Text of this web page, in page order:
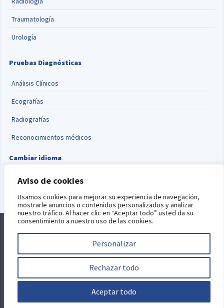
Aviso de cookies
Usamos cookies para mejorar su experiencia de navegación,
mostrarle anuncios o contenidos personalizados y analizar
nuestro tráfico. Al hacer clic en “Aceptar todo” usted da su
consentimiento a nuestro uso de las cookies.
Personalizar
Rechazar todo
Aceptar todo
Traumatología
Urología
Pruebas Diagnósticas
Análisis Clínicos
Ecografías
Radiografías
Reconocimientos médicos
Cambiar idioma
Alquiler de consultas Blog Aviso Legal
Política de Privacidad
Política de Cookies
Este sitio está protegido por reCAPTCHA y se aplican la
privacidadytérminos del serviciode Google.Desarrollo web por